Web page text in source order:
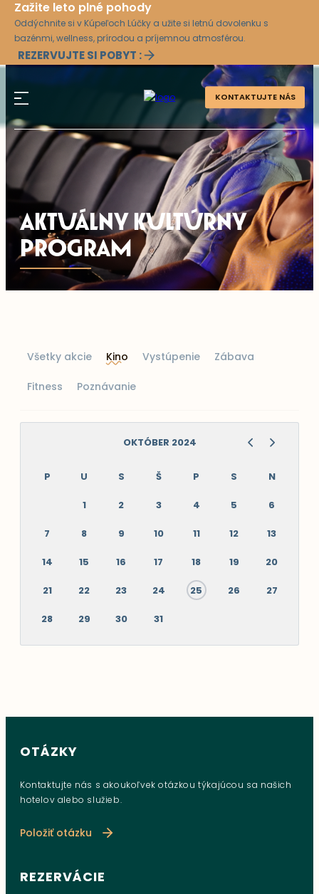
Zažite leto plné pohody
Oddýchnite si v Kúpeľoch Lúčky a užite si letnú dovolenku s
bazénmi, wellness, prírodou a príjemnou atmosférou.
REZERVUJTE SI POBYT :
KONTAKTUJTE NÁS
AKTUÁLNY KULTÚRNY
PROGRAM
Všetky akcie Kino Vystúpenie Zábava
Fitness Poznávanie
OKTÓBER 2024
P U S Š P S N
1 2 3 4 5 6
7 8 9 10 11 12 13
14 15 16 17 18 19 20
21 22 23 24 25 26 27
28 29 30 31
OTÁZKY
Kontaktujte nás s akoukoľvek otázkou týkajúcou sa našich
hotelov alebo služieb.
Položiť otázku
REZERVÁCIE